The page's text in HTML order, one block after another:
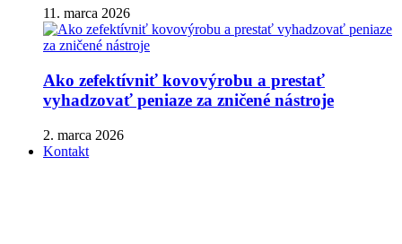
11. marca 2026
Ako zefektívniť kovovýrobu a prestať
vyhadzovať peniaze za zničené nástroje
2. marca 2026
Kontakt